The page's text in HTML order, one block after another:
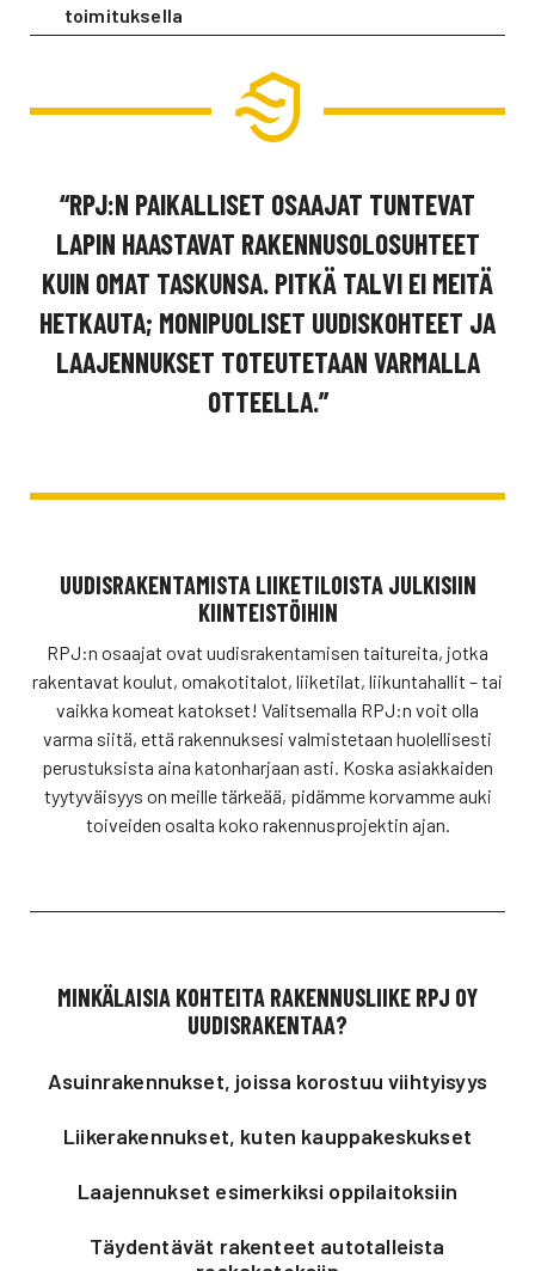
toimituksella
“RPJ:N PAIKALLISET OSAAJAT TUNTEVAT
LAPIN HAASTAVAT RAKENNUSOLOSUHTEET
KUIN OMAT TASKUNSA. PITKÄ TALVI EI MEITÄ
HETKAUTA; MONIPUOLISET UUDISKOHTEET JA
LAAJENNUKSET TOTEUTETAAN VARMALLA
OTTEELLA.”
UUDISRAKENTAMISTA LIIKETILOISTA JULKISIIN
KIINTEISTÖIHIN
RPJ:n osaajat ovat uudisrakentamisen taitureita, jotka
rakentavat koulut, omakotitalot, liiketilat, liikuntahallit – tai
vaikka komeat katokset! Valitsemalla RPJ:n voit olla
varma siitä, että rakennuksesi valmistetaan huolellisesti
perustuksista aina katonharjaan asti. Koska asiakkaiden
tyytyväisyys on meille tärkeää, pidämme korvamme auki
toiveiden osalta koko rakennusprojektin ajan.
MINKÄLAISIA KOHTEITA RAKENNUSLIIKE RPJ OY
UUDISRAKENTAA?
Asuinrakennukset, joissa korostuu viihtyisyys
Liikerakennukset, kuten kauppakeskukset
Laajennukset esimerkiksi oppilaitoksiin
Täydentävät rakenteet autotalleista